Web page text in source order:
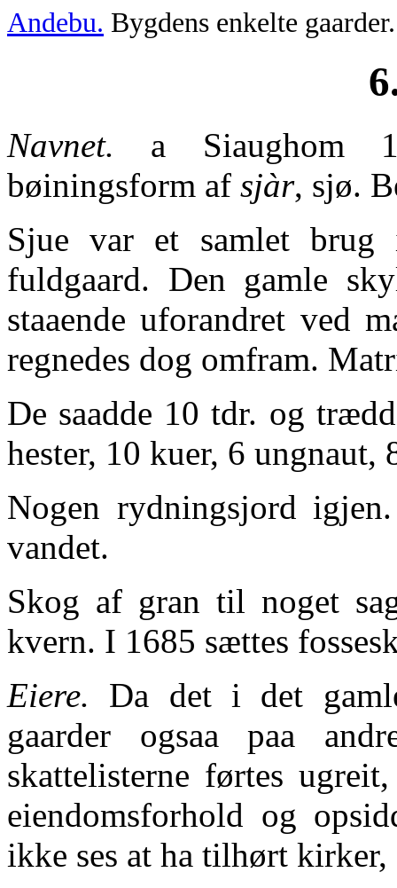
Andebu. Bygdens enkelte
Navnet. a Siaughom
bøiningsform af sjàr, sjø.
Sjue var et samlet
fuldgaard. Den gamle
staaende uforandret ved
regnedes dog omfram.
De saadde 10 tdr. og
hester, 10 kuer, 6 ungnaut,
Nogen rydningsjord
vandet.
Skog af gran til noget
kvern. I 1685 sættes
Eiere. Da det i det
gaarder ogsaa paa
skattelisterne førtes
eiendomsforhold og
ikke ses at ha tilhørt